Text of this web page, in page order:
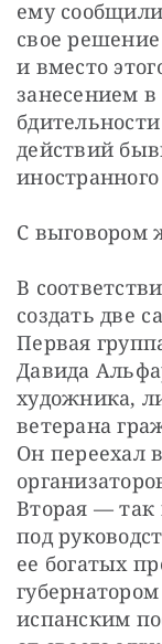
ему
свое
и вместо
занесением
действий
иностранного
С
В
создать две
Первая
Давида
художника,
ветерана
Он переехал
Вторая — так
под
ее богатых
испанским